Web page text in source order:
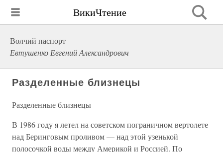
ВикиЧтение
Волчий паспорт
Евтушенко Евгений Александрович
Разделенные близнецы
Разделенные близнецы
В 1986 году я летел на советском пограничном вертолете
над Беринговым проливом — над этой узенькой
полосочкой воды между Америкой и Россией. По